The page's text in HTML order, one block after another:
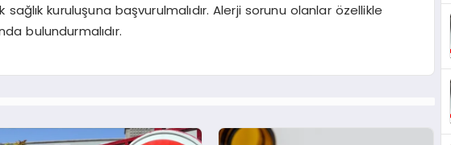
kuruluşuna başvurulmalıdır. Alerji sorunu olanlar özellikle
bulundurmalıdır.